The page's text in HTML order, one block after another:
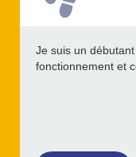
Je suis un
fonctionnement et